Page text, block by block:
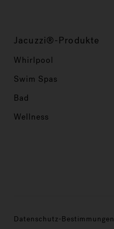
Jacuzzi®-Produkte
Whirlpool
Swim Spas
Bad
Wellness
Datenschutz-Bestimmungen